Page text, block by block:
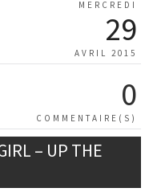
MERCREDI
29
AVRIL 2015
0
COMMENTAIRE(S)
– UP THE